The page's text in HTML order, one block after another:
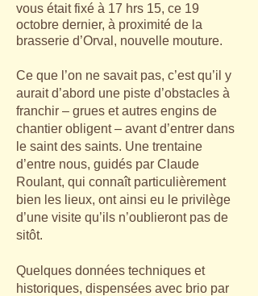
vous était fixé à 17 hrs 15, ce 19
octobre dernier, à proximité de la
brasserie d’Orval, nouvelle mouture.
Ce que l’on ne savait pas, c’est qu’il y
aurait d’abord une piste d’obstacles à
franchir – grues et autres engins de
chantier obligent – avant d’entrer dans
le saint des saints. Une trentaine
d’entre nous, guidés par Claude
Roulant, qui connaît particulièrement
bien les lieux, ont ainsi eu le privilège
d’une visite qu’ils n’oublieront pas de
sitôt.
Quelques données techniques et
historiques, dispensées avec brio par